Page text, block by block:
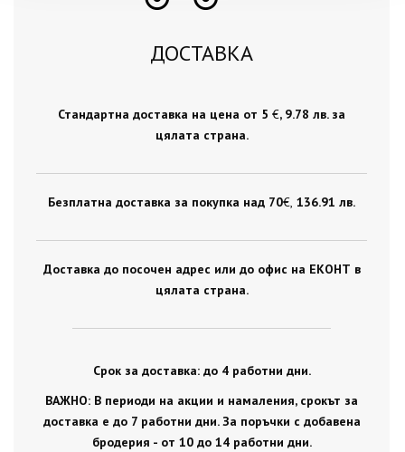
ДОСТАВКА
Стандартна доставка на цена от 5 €, 9.78 лв. за
цялата страна.
Безплатна доставка за покупка над 70€ , 136.91 лв.
Доставка до посочен адрес или до офис на ЕКОНТ в
цялата страна.
Срок за доставка: до 4 работни дни.
ВАЖНО: В периоди на акции и намаления, срокът за
доставка е до 7 работни дни. За поръчки с добавена
бродерия - от 10 до 14 работни дни.